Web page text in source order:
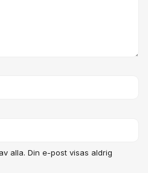
alla. Din e-post visas aldrig